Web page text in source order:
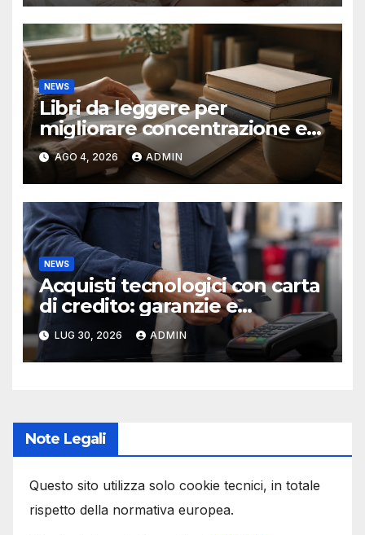
NEWS
Libri da leggere per
migliorare concentrazione e
produttività
AGO 4, 2026 ADMIN
NEWS
Acquisti tecnologici con carta
di credito: garanzie e
protezioni
LUG 30, 2026 ADMIN
Note Legali
Questo sito utilizza solo cookie tecnici, in totale
rispetto della normativa europea.